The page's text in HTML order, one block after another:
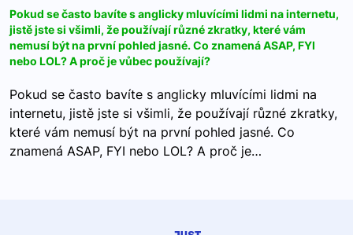
Pokud se často bavíte s anglicky mluvícími lidmi na internetu,
jistě jste si všimli, že používají různé zkratky, které vám
nemusí být na první pohled jasné. Co znamená ASAP, FYI
nebo LOL? A proč je vůbec používají?
Pokud se často bavíte s anglicky mluvícími lidmi na
internetu, jistě jste si všimli, že používají různé zkratky,
které vám nemusí být na první pohled jasné. Co
znamená ASAP, FYI nebo LOL? A proč je…